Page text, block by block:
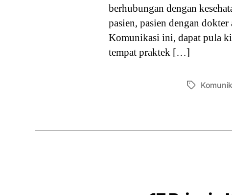
berhubungan dengan
pasien, pasien dengan
Komunikasi ini, dapat pula
tempat praktek […]
Tags